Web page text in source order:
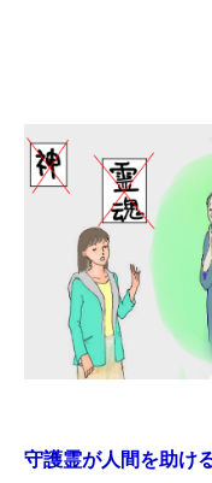
守護霊が人間を助け